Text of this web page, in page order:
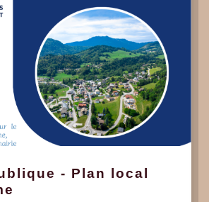
- Plan local